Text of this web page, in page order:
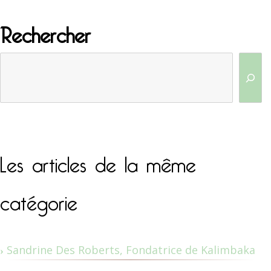
Rechercher
Les articles de la même
catégorie
Sandrine Des Roberts, Fondatrice de Kalimbaka